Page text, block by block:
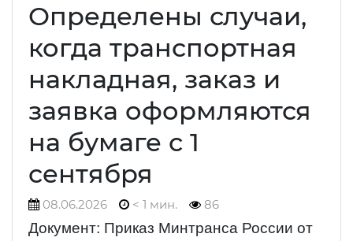
Определены случаи,
когда транспортная
накладная, заказ и
заявка оформляются
на бумаге с 1
сентября
08.06.2026 < 1 мин. 86
Документ: Приказ Минтранса России от